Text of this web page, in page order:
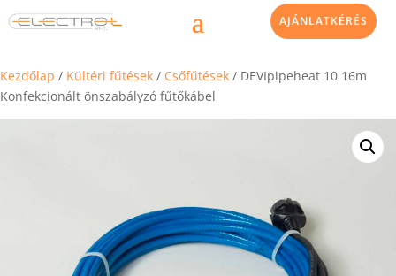
AJÁNLATKÉRÉS
Kezdőlap / Kültéri fűtések / Csőfűtések / DEVIpipeheat 10 16m
Konfekcionált önszabályzó fűtőkábel